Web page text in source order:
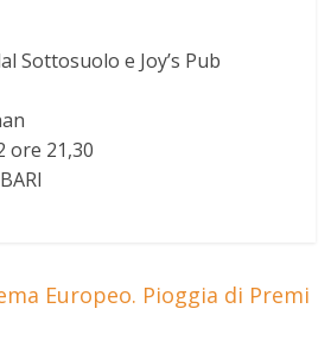
Sottosuolo e Joy’s Pub
ore 21,30
Europeo. Pioggia di Premi